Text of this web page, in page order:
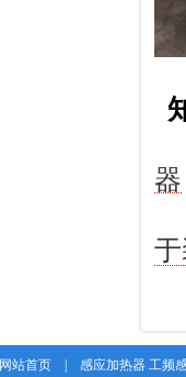
器
网站首页 感应加热器 工频